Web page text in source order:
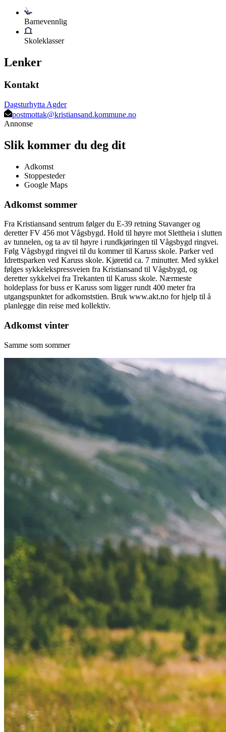
Barnevennlig
Skoleklasser
Lenker
Kontakt
Dagsturhytta Agder
postmottak@kristiansand.kommune.no
Annonse
Slik kommer du deg dit
Adkomst
Stoppesteder
Google Maps
Adkomst sommer
Fra Kristiansand sentrum følger du E-39 retning Stavanger og
deretter FV 456 mot Vågsbygd. Hold til høyre mot Slettheia i slutten
av tunnelen, og ta av til høyre i rundkjøringen til Vågsbygd ringvei.
Følg Vågsbygd ringvei til du kommer til Karuss skole. Parker ved
Idrettsparken ved Karuss skole. Kjøretid ca. 7 minutter. Med sykkel
følges sykkelekspressveien fra Kristiansand til Vågsbygd, og
deretter sykkelvei fra Trekanten til Karuss skole. Nærmeste
holdeplass for buss er Karuss som ligger rundt 400 meter fra
utgangspunktet for adkomststien. Bruk www.akt.no for hjelp til å
planlegge din reise med kollektiv.
Adkomst vinter
Samme som sommer